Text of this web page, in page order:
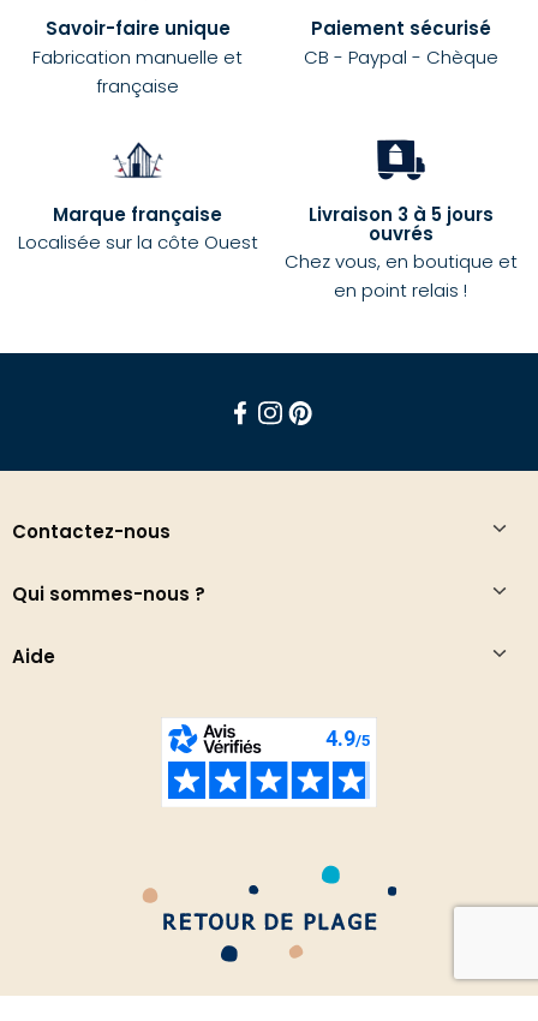
Savoir-faire unique
Fabrication manuelle et
française
Paiement sécurisé
CB - Paypal - Chèque
Marque française
Localisée sur la côte Ouest
Livraison 3 à 5 jours
ouvrés
Chez vous, en boutique et
en point relais !
Contactez-nous
Qui sommes-nous ?
Aide